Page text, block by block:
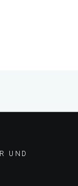
UND